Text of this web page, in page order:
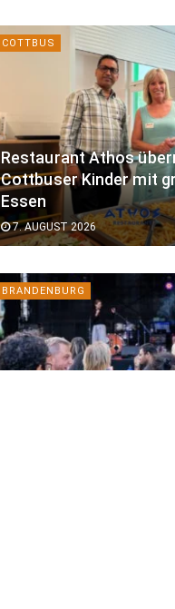
COTTBUS
Restaurant Athos
Cottbuser Kinder mit
Essen
7. AUGUST 2026
BRANDENBURG